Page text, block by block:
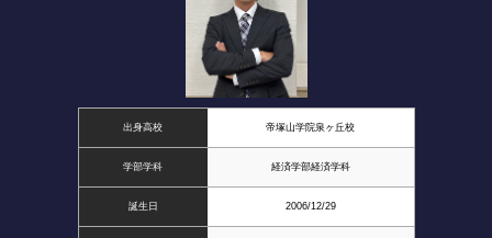
出身高校 帝塚山学院泉ヶ丘校
学部学科 経済学部経済学科
誕生日 2006/12/29